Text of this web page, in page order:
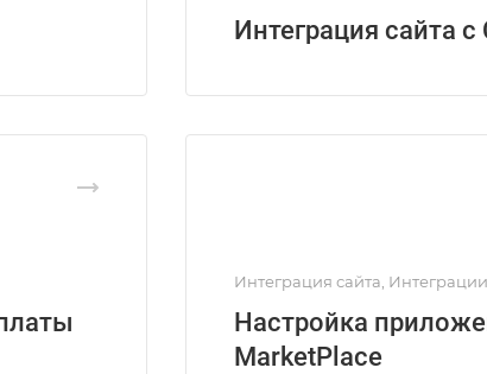
Интеграция сайта с
Интеграция сайта, Интеграции
Настройка
MarketPlace